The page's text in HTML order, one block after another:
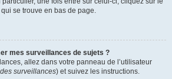
se trouve en bas de page.
mes surveillances de sujets ?
allez dans votre panneau de l’utilisateur
surveillances) et suivez les instructions.